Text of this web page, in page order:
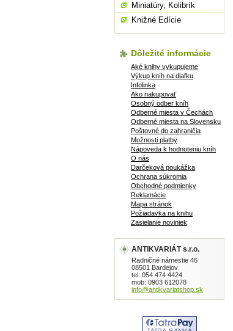
Miniatúry, Kolibrík
Knižné Edície
Dôležité informácie
Aké knihy vykupujeme
Výkup kníh na diaľku
Infolinka
Ako nakupovať
Osobný odber kníh
Odberné miesta v Čechách
Odberné miesta na Slovensku
Poštovné do zahraničia
Možnosti platby
Nápoveda k hodnoteniu kníh
O nás
Darčeková poukážka
Ochrana súkromia
Obchodné podmienky
Reklamácie
Mapa stránok
Požiadavka na knihu
Zasielanie noviniek
ANTIKVARIÁT s.r.o.
Radničné námestie 46
08501 Bardejov
tel: 054 474 4424
mob: 0903 612078
info@antikvariatshop.sk